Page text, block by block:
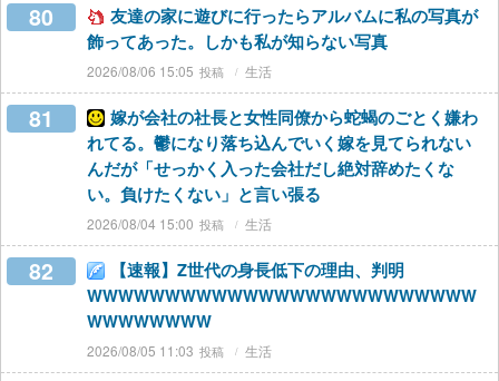
80
友達の家に遊びに行ったらアルバムに私の写真が
飾ってあった。しかも私が知らない写真
2026/08/06 15:05 生活
81
嫁が会社の社長と女性同僚から蛇蝎のごとく嫌わ
れてる。鬱になり落ち込んでいく嫁を見てられない
んだが「せっかく入った会社だし絶対辞めたくな
い。負けたくない」と言い張る
2026/08/04 15:00 生活
82
【速報】Z世代の身長低下の理由、判明
WWWWWWWWWWWWWWWWWWWWWWWWW
WWWWWWWW
2026/08/05 11:03 生活